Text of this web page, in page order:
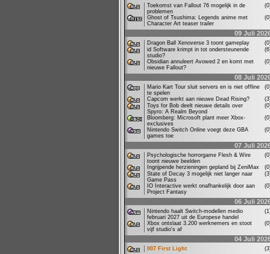
Toekomst van Fallout 76 mogelijk in de
problemen
Ghost of Tsushima: Legends anime met
Character Art teaser trailer
09 Juli
Dragon Ball Xenoverse 3 toont gameplay
id Software krimpt in tot ondersteunende
studio?
Obsidian annuleert Avowed 2 en komt met
nieuwe Fallout?
08 Juli
Mario Kart Tour sluit servers en is niet offline
te spelen
Capcom werkt aan nieuwe Dead Rising?
Toys for Bob deelt nieuwe details over
Spyro: A Realm Beyond
Bloomberg: Microsoft plant meer Xbox-
exclusives
Nintendo Switch Online voegt deze GBA
games toe
07 Juli
Psychologische horrorgame Flesh & Wire
toont nieuwe beelden
Ingrijpende herzieningen gepland bij ZeniMax
State of Decay 3 mogelijk niet langer naar
Game Pass
IO Interactive werkt onafhankelijk door aan
Project Fantasy
06 Juli
Nintendo haalt Switch-modellen medio
februari 2027 uit de Europese handel
Xbox ontslaat 3.200 werknemers en stoot
vijf studio's af
04 Juli
007 First Light